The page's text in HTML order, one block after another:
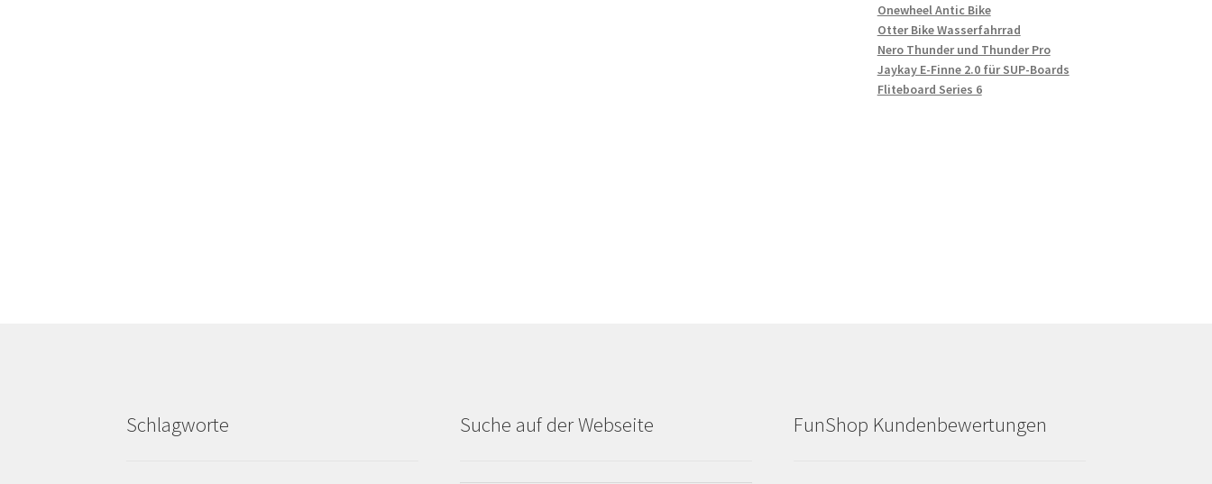
Onewheel Antic Bike
Otter Bike Wasserfahrrad
Nero Thunder und Thunder Pro
Jaykay E-Finne 2.0 für SUP-Boards
Fliteboard Series 6
Schlagworte Suche auf der Webseite FunShop Kundenbewertungen